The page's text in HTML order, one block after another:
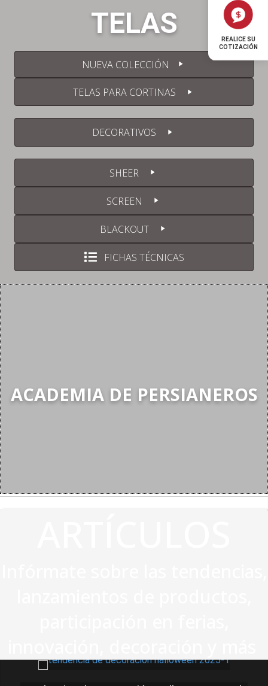
REALICE SU
COTIZACIÓN
TELAS
NUEVA COLECCIÓN
TELAS PARA CORTINAS
DECORATIVOS
SHEER
SCREEN
BLACKOUT
FICHAS TÉCNICAS
ACADEMIA DE PERSIANEROS